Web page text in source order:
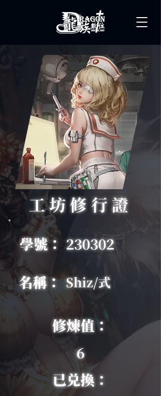
學號： 230302
名稱： Shiz/式
修煉值：
6
已兑換：
工坊修行證